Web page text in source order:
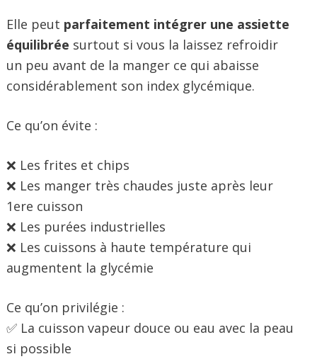
Elle peut parfaitement intégrer une assiette
équilibrée surtout si vous la laissez refroidir
un peu avant de la manger ce qui abaisse
considérablement son index glycémique.
Ce qu’on évite :
❌ Les frites et chips
❌ Les manger très chaudes juste après leur
1ere cuisson
❌ Les purées industrielles
❌ Les cuissons à haute température qui
augmentent la glycémie
Ce qu’on privilégie :
✅ La cuisson vapeur douce ou eau avec la peau
si possible